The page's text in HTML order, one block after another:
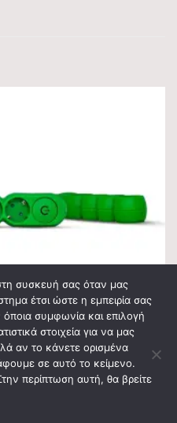
με διακόπτη πράσινο
συσκευή σας όταν μας
έτσι ώστε η εμπειρία σας
συμφωνία και επιλογή
στοιχεία για να μας
αν το κάνετε ορισμένα
σε αυτό το κείμενο.
περίπτωση αυτή, θα βρείτε